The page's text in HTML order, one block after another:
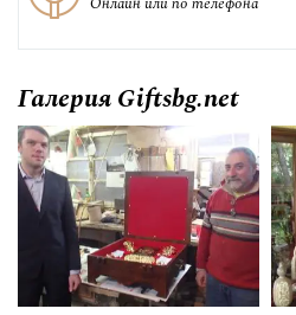
Галерия Giftsbg.net